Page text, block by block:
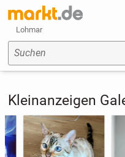
Lohmar
Suchen
Kleinanzeigen